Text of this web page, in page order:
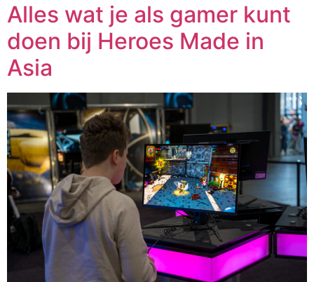
Alles wat je als gamer kunt
doen bij Heroes Made in
Asia